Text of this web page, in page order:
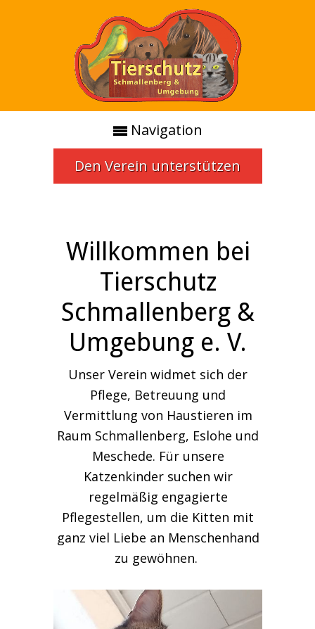
Navigation
Den Verein unterstützen
Willkommen bei
Tierschutz
Schmallenberg &
Umgebung e. V.
Unser Verein widmet sich der
Pflege, Betreuung und
Vermittlung von Haustieren im
Raum Schmallenberg, Eslohe und
Meschede. Für unsere
Katzenkinder suchen wir
regelmäßig engagierte
Pflegestellen, um die Kitten mit
ganz viel Liebe an Menschenhand
zu gewöhnen.